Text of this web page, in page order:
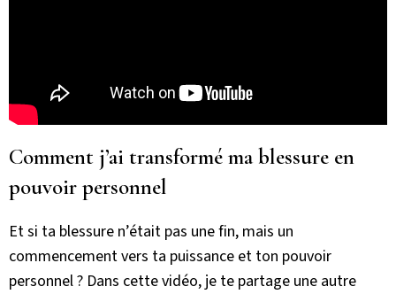
Comment j’ai transformé ma blessure en
pouvoir personnel
Et si ta blessure n’était pas une fin, mais un
commencement vers ta puissance et ton pouvoir
personnel ? Dans cette vidéo, je te partage une autre